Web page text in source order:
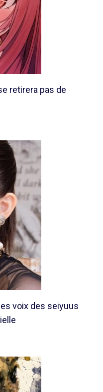
retirera pas de
voix des seiyuus